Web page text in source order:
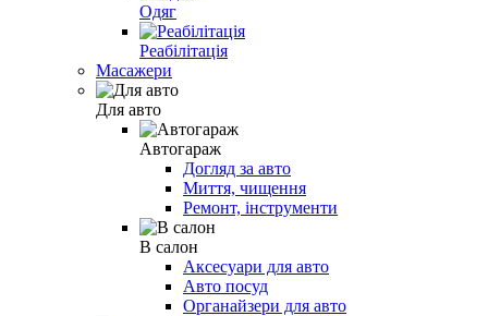
Одяг
Реабілітація
Масажери
Для авто
Автогараж
Догляд за авто
Миття, чищення
Ремонт, інструменти
В салон
Аксесуари для авто
Авто посуд
Органайзери для авто